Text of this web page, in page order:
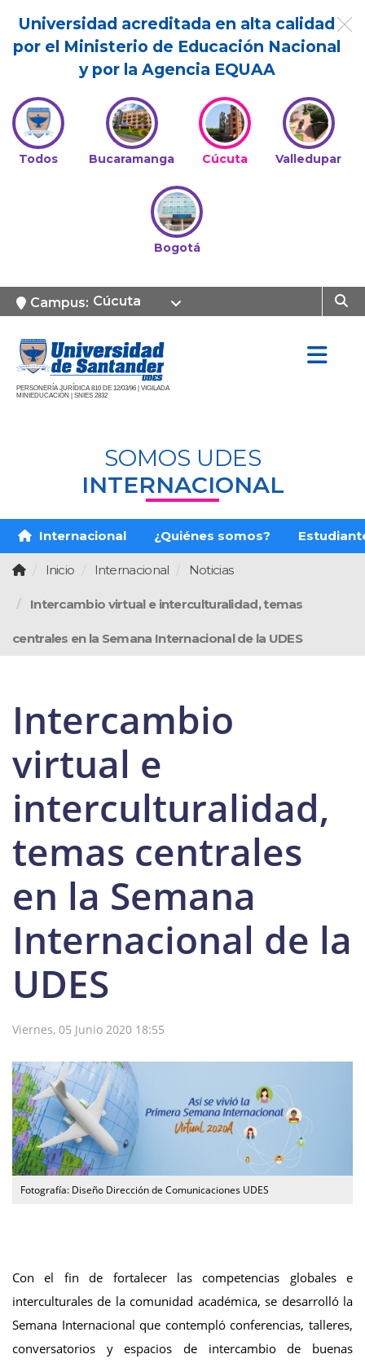
Universidad acreditada en alta calidad
por el Ministerio de Educación Nacional
y por la Agencia EQUAA
Todos Bucaramanga Cúcuta Valledupar
Bogotá
Campus: Cúcuta
PERSONERÍA JURÍDICA 810 DE 12/03/96 | VIGILADA
MINIEDUCACIÓN | SNIES 2832
SOMOS UDES
INTERNACIONAL
Internacional ¿Quiénes somos?
Inicio Internacional Noticias
Intercambio virtual e interculturalidad, temas
centrales en la Semana Internacional de la UDES
Intercambio
virtual e
interculturalidad,
temas centrales
en la Semana
Internacional de la
UDES
Viernes, 05 Junio 2020 18:55
Fotografía: Diseño Dirección de Comunicaciones UDES
Con el fin de fortalecer las competencias globales e
interculturales de la comunidad académica, se desarrolló la
Semana Internacional que contempló conferencias, talleres,
conversatorios y espacios de intercambio de buenas